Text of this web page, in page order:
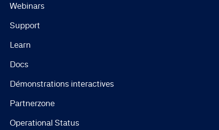
Webinars
Support
Learn
Docs
Démonstrations interactives
Partnerzone
Operational Status